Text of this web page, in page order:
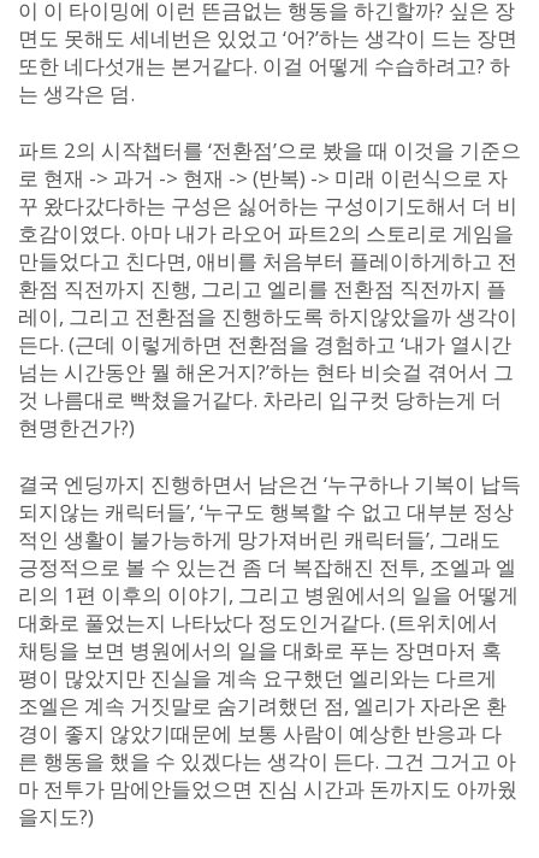
이 이 타이밍에 이런 뜬금없는 행동을 하긴할까? 싶은 장
면도 못해도 세네번은 있었고 ‘어?’하는 생각이 드는 장면
또한 네다섯개는 본거같다. 이걸 어떻게 수습하려고? 하
는 생각은 덤.
파트 2의 시작챕터를 ‘전환점’으로 봤을 때 이것을 기준으
로 현재 -> 과거 -> 현재 -> (반복) -> 미래 이런식으로 자
꾸 왔다갔다하는 구성은 싫어하는 구성이기도해서 더 비
호감이였다. 아마 내가 라오어 파트2의 스토리로 게임을
만들었다고 친다면, 애비를 처음부터 플레이하게하고 전
환점 직전까지 진행, 그리고 엘리를 전환점 직전까지 플
레이, 그리고 전환점을 진행하도록 하지않았을까 생각이
든다. (근데 이렇게하면 전환점을 경험하고 ‘내가 열시간
넘는 시간동안 뭘 해온거지?’하는 현타 비슷걸 겪어서 그
것 나름대로 빡쳤을거같다. 차라리 입구컷 당하는게 더
현명한건가?)
결국 엔딩까지 진행하면서 남은건 ‘누구하나 기복이 납득
되지않는 캐릭터들’, ‘누구도 행복할 수 없고 대부분 정상
적인 생활이 불가능하게 망가져버린 캐릭터들’, 그래도
긍정적으로 볼 수 있는건 좀 더 복잡해진 전투, 조엘과 엘
리의 1편 이후의 이야기, 그리고 병원에서의 일을 어떻게
대화로 풀었는지 나타났다 정도인거같다. (트위치에서
채팅을 보면 병원에서의 일을 대화로 푸는 장면마저 혹
평이 많았지만 진실을 계속 요구했던 엘리와는 다르게
조엘은 계속 거짓말로 숨기려했던 점, 엘리가 자라온 환
경이 좋지 않았기때문에 보통 사람이 예상한 반응과 다
른 행동을 했을 수 있겠다는 생각이 든다. 그건 그거고 아
마 전투가 맘에안들었으면 진심 시간과 돈까지도 아까웠
을지도?)